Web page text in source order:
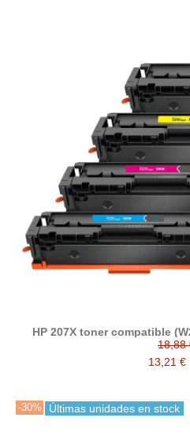
HP 207X toner compatible
18,88
13,21 €
-30% Últimas unidades en stock